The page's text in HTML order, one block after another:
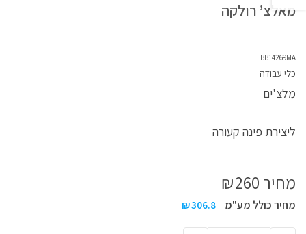
מאלצ’ רולקה
BB14269MA
כלי עבודה
מלצ'ים
ליצירת פינה קעורה
מחיר ₪260
מחיר כולל מע"מ ₪306.8